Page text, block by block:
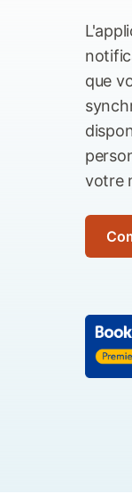
que
votre